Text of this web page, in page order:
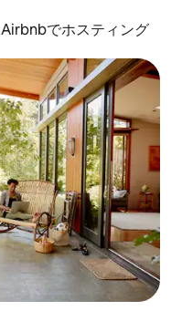
Airbnbでホスティング